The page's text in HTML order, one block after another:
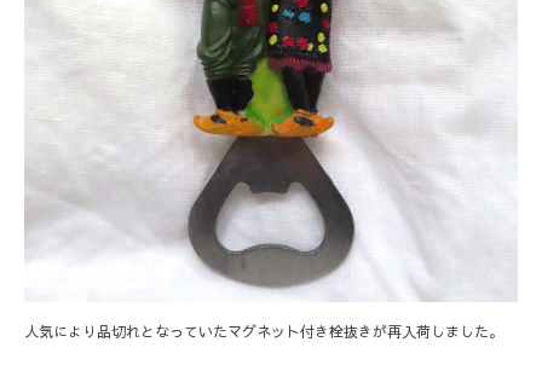
人気により品切れとなっていたマグネット付き栓抜きが再入荷しました。